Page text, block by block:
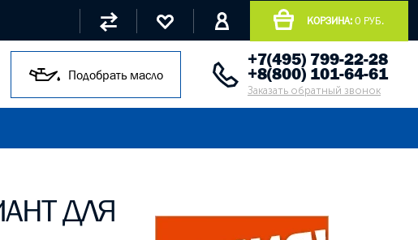
КОРЗИНА: 0 РУБ.
Подобрать масло
+7(495) 799-22-28
+8(800) 101-64-61
Заказать обратный звонок
ДЛЯ